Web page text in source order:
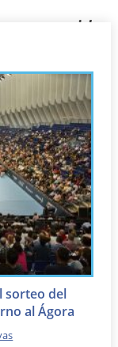
video
sorteo del
al Ágora